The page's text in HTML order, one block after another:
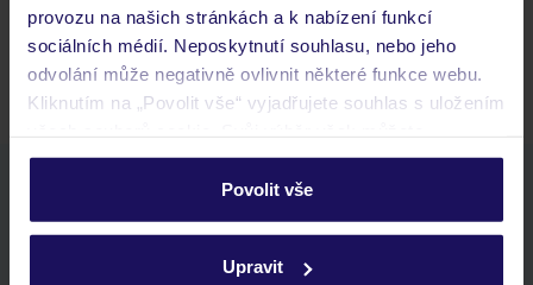
provozu na našich stránkách a k nabízení funkcí
sociálních médií. Neposkytnutí souhlasu, nebo jeho
odvolání může negativně ovlivnit některé funkce webu.
Kliknutím na „Povolit vše“ vyjadřujete souhlas s uložením
personalizovat v sekci „Personalizace“.
Podrobné informace o souborech cookie naleznete v
ochrany osobních údajů.
Povolit vše
Upravit
Zobrazit další
Stáhněte si bezplatnou aplikaci TUI
historie vyhledávání a naposledy zobrazené nabídky